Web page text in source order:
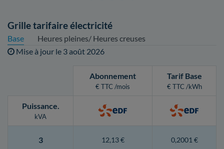
Grille tarifaire électricité
Base
Heures pleines/ Heures creuses
Mise à jour le 3 août 2026
Abonnement
€ TTC /mois
Tarif Base
€ TTC /kWh
Puissance.
kVA
3 12,13 € 0,2001 €